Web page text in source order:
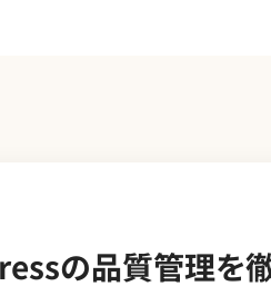
の品質管理を